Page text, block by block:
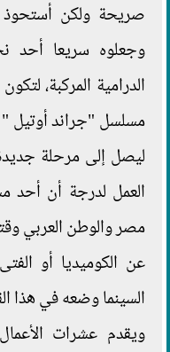
صريحة ولكن أستحوذ
وجعلوه سريعا أحد
الدرامية المركبة،
مسلسل "جراند أوتيل
ليصل إلى مرحلة
العمل لدرجة أن أحد
مصر والوطن العربي
عن الكوميديا أو
السينما وضعه في هذا
ويقدم عشرات